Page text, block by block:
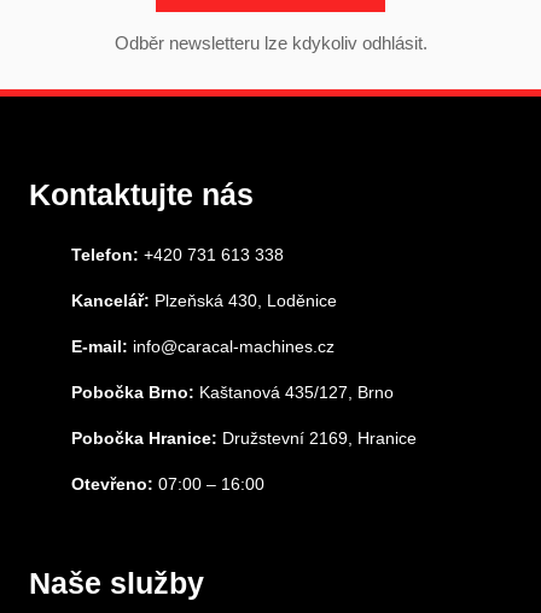
Odběr newsletteru lze kdykoliv odhlásit.
Kontaktujte nás
Telefon: +420 731 613 338
Kancelář: Plzeňská 430, Loděnice
E-mail: info@caracal-machines.cz
Pobočka Brno: Kaštanová 435/127, Brno
Pobočka Hranice: Družstevní 2169, Hranice
Otevřeno: 07:00 – 16:00
Naše služby